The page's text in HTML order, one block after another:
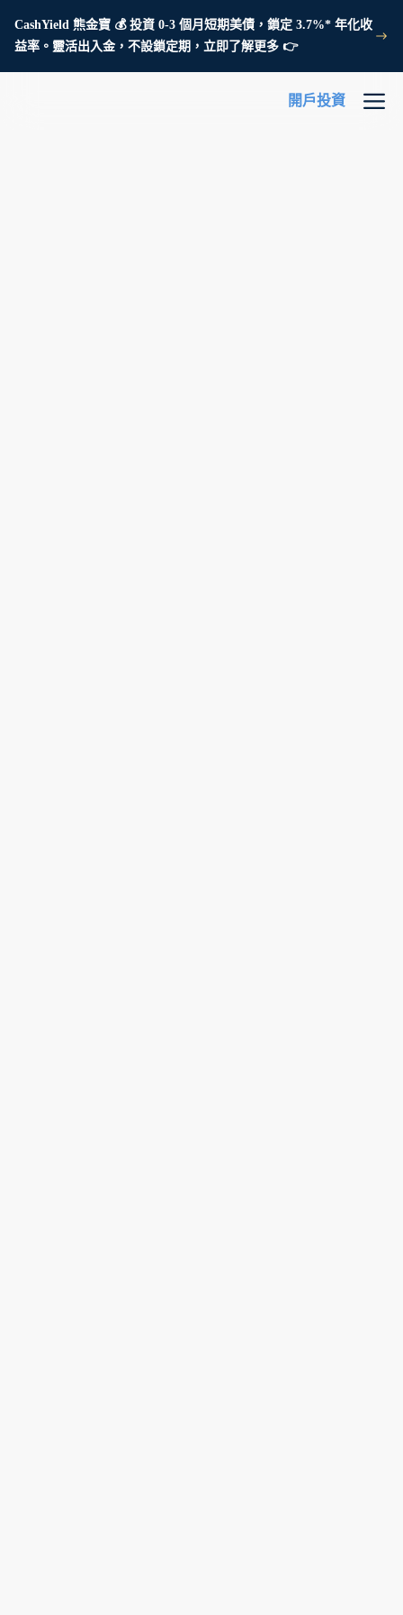
CashYield 熊金寶 💰 投資 0-3 個月短期美債，鎖定 3.7%* 年化收
益率。靈活出入金，不設鎖定期，立即了解更多 👉
開戶投資